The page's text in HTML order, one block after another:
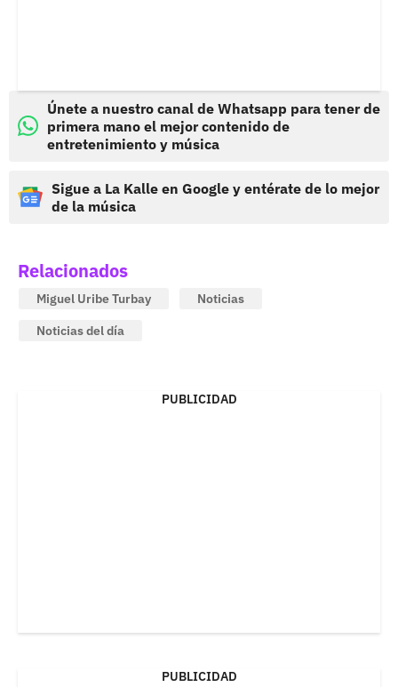
Únete a nuestro canal de Whatsapp para tener de
primera mano el mejor contenido de
entretenimiento y música
Sigue a La Kalle en Google y entérate de lo mejor
de la música
Relacionados
Miguel Uribe Turbay
Noticias
Noticias del día
PUBLICIDAD
PUBLICIDAD